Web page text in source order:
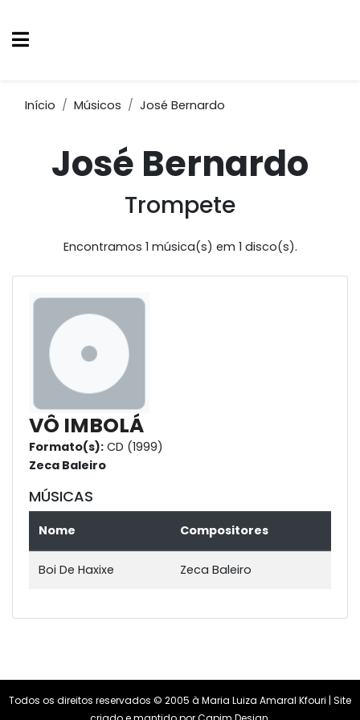
Início Músicos José Bernardo
José Bernardo
Trompete
Encontramos 1 música(s) em 1 disco(s).
VÔ IMBOLÁ
Formato(s): CD (1999)
Zeca Baleiro
MÚSICAS
Nome Compositores
Boi De Haxixe Zeca Baleiro
Todos os direitos reservados © 2005 à Maria Luiza Amaral Kfouri | Site